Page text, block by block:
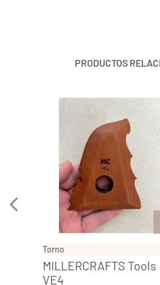
PRODUCTOS
Torno
MILLERCRAFTS Tools
VE4